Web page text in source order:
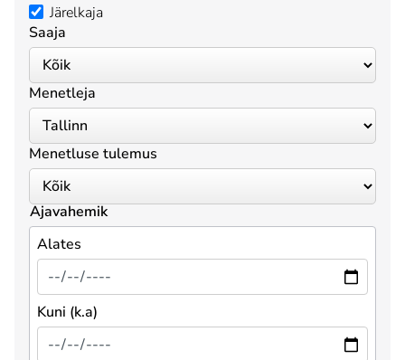
Järelkaja
Saaja
Menetleja
Menetluse tulemus
Ajavahemik
Alates
Kuni (k.a)